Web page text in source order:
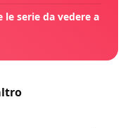
serie da vedere a